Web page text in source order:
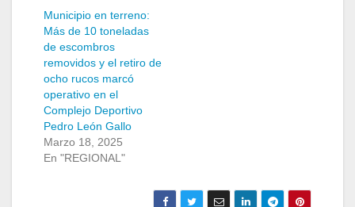
Municipio en terreno:
Más de 10 toneladas
de escombros
removidos y el retiro de
ocho rucos marcó
operativo en el
Complejo Deportivo
Pedro León Gallo
Marzo 18, 2025
En "REGIONAL"